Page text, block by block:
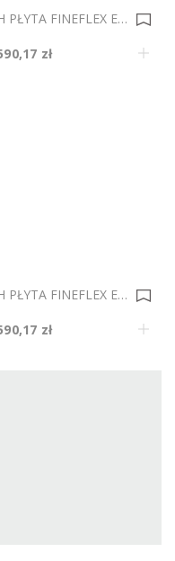
H PŁYTA FINEFLEX ECO MAT 5000 SCHWARZ DS 2800x1300mm Gr.19 0035641
zł
H PŁYTA FINEFLEX ECO MAT 2000 WHITE DS 2800x1300mm Gr.19 0035639
zł